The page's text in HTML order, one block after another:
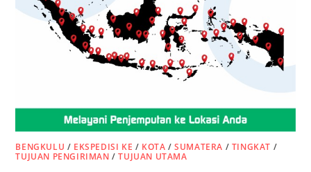
BENGKULU / EKSPEDISI KE / KOTA /SUMATERA / TINGKAT /
TUJUAN PENGIRIMAN /TUJUAN UTAMA